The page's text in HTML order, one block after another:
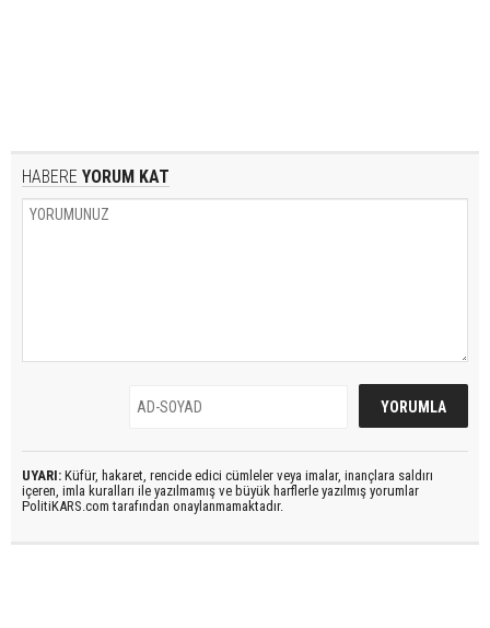
HABERE YORUM KAT
UYARI: Küfür, hakaret, rencide edici cümleler veya imalar, inançlara saldırı
içeren, imla kuralları ile yazılmamış ve büyük harflerle yazılmış yorumlar
PolitiKARS.com tarafından onaylanmamaktadır.